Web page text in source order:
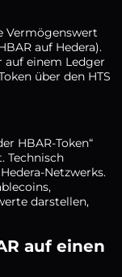
Vermögenswert
auf Hedera).
auf einem Ledger
über den HTS
HBAR-Token“
Technisch
Netzwerks.
darstellen,
auf einen